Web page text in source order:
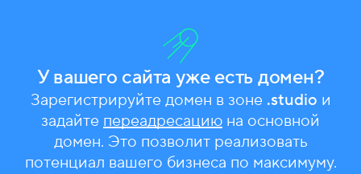
У вашего сайта уже есть домен?
Зарегистрируйте домен в зоне .studio и
задайте переадресацию на основной
домен. Это позволит реализовать
потенциал вашего бизнеса по максимуму.